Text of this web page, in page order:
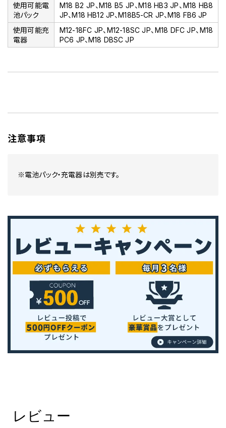
使用可能電
池パック
M18 B2 JP、M18 B5 JP、M18 HB3 JP、M18 HB8
JP、M18 HB12 JP、M18B5-CR JP、M18 FB6 JP
使用可能充
電器
M12-18FC JP、M12-18SC JP、M18 DFC JP、M18
PC6 JP、M18 DBSC JP
注意事項
※電池パック・充電器は別売です。
レビュー